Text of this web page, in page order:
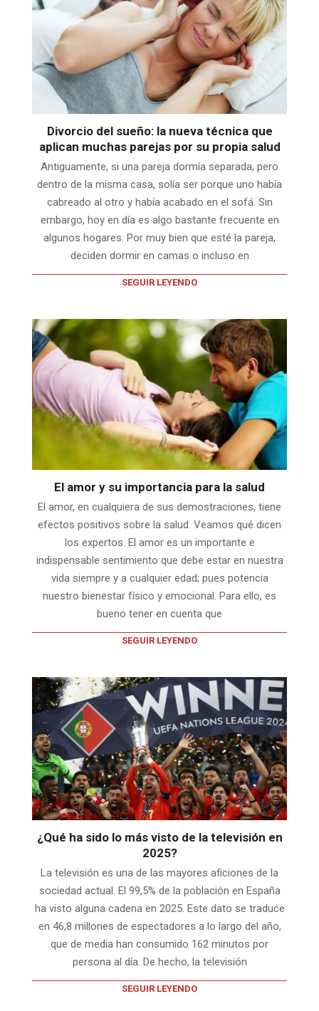
Divorcio del sueño: la nueva técnica que
aplican muchas parejas por su propia salud
Antiguamente, si una pareja dormía separada, pero
dentro de la misma casa, solía ser porque uno había
cabreado al otro y había acabado en el sofá. Sin
embargo, hoy en día es algo bastante frecuente en
algunos hogares. Por muy bien que esté la pareja,
deciden dormir en camas o incluso en
SEGUIR LEYENDO
El amor y su importancia para la salud
El amor, en cualquiera de sus demostraciones, tiene
efectos positivos sobre la salud. Veamos qué dicen
los expertos. El amor es un importante e
indispensable sentimiento que debe estar en nuestra
vida siempre y a cualquier edad; pues potencia
nuestro bienestar físico y emocional. Para ello, es
bueno tener en cuenta que
SEGUIR LEYENDO
¿Qué ha sido lo más visto de la televisión en
2025?
La televisión es una de las mayores aficiones de la
sociedad actual. El 99,5% de la población en España
ha visto alguna cadena en 2025. Este dato se traduce
en 46,8 millones de espectadores a lo largo del año,
que de media han consumido 162 minutos por
persona al día. De hecho, la televisión
SEGUIR LEYENDO